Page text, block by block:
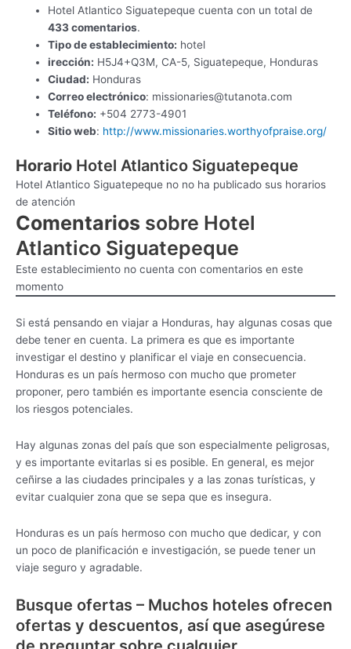
Hotel Atlantico Siguatepeque cuenta con un total de
433 comentarios.
Tipo de establecimiento: hotel
irección: H5J4+Q3M, CA-5, Siguatepeque, Honduras
Ciudad: Honduras
Correo electrónico: missionaries@tutanota.com
Teléfono: +504 2773-4901
Sitio web: http://www.missionaries.worthyofpraise.org/
Horario Hotel Atlantico Siguatepeque
Hotel Atlantico Siguatepeque no no ha publicado sus horarios
de atención
Comentarios sobre Hotel
Atlantico Siguatepeque
Este establecimiento no cuenta con comentarios en este
momento
Si está pensando en viajar a Honduras, hay algunas cosas que
debe tener en cuenta. La primera es que es importante
investigar el destino y planificar el viaje en consecuencia.
Honduras es un país hermoso con mucho que prometer
proponer, pero también es importante esencia consciente de
los riesgos potenciales.
Hay algunas zonas del país que son especialmente peligrosas,
y es importante evitarlas si es posible. En general, es mejor
ceñirse a las ciudades principales y a las zonas turísticas, y
evitar cualquier zona que se sepa que es insegura.
Honduras es un país hermoso con mucho que dedicar, y con
un poco de planificación e investigación, se puede tener un
viaje seguro y agradable.
Busque ofertas – Muchos hoteles ofrecen
ofertas y descuentos, así que asegúrese